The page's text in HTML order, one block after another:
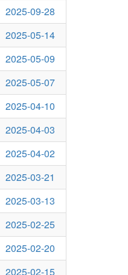
2025-09-28
2025-05-14
2025-05-09
2025-05-07
2025-04-10
2025-04-03
2025-04-02
2025-03-21
2025-03-13
2025-02-25
2025-02-20
2025-02-15